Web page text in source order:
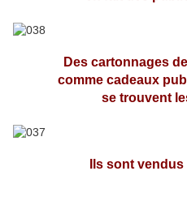
Des cartonnages
comme cadeaux
se trouvent
Ils sont